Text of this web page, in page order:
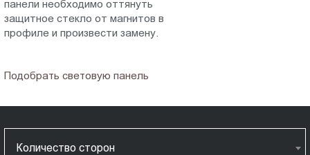
панели необходимо оттянуть
защитное стекло от магнитов в
профиле и произвести замену.
Подобрать световую панель
Количество сторон